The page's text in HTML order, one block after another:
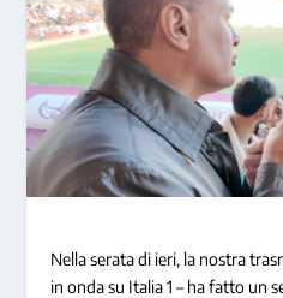
Nella serata di ieri, la nostra
in onda su Italia 1 – ha fatto un